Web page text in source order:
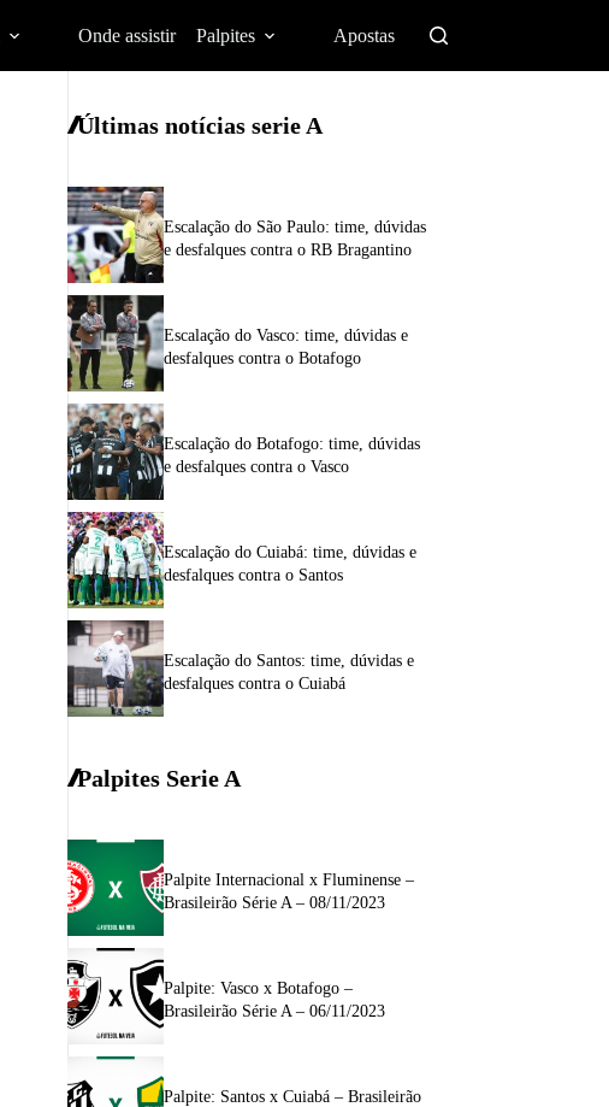
Onde assistir Palpites Apostas
Últimas notícias serie A
Escalação do São Paulo: time, dúvidas
e desfalques contra o RB Bragantino
Escalação do Vasco: time, dúvidas e
desfalques contra o Botafogo
Escalação do Botafogo: time, dúvidas
e desfalques contra o Vasco
Escalação do Cuiabá: time, dúvidas e
desfalques contra o Santos
Escalação do Santos: time, dúvidas e
desfalques contra o Cuiabá
Palpites Serie A
Palpite Internacional x Fluminense –
Brasileirão Série A – 08/11/2023
Palpite: Vasco x Botafogo –
Brasileirão Série A – 06/11/2023
Palpite: Santos x Cuiabá – Brasileirão